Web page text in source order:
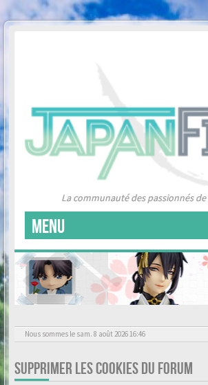
La communauté des passionnés
MENU
Nous sommes le sam. 8 août 2026 16:46
SUPPRIMER LES COOKIES DU FORUM